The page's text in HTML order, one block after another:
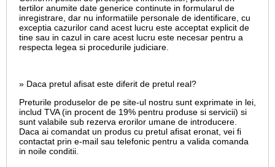
tertilor anumite date generice continute in formularul de
inregistrare, dar nu informatiile personale de identificare, cu
exceptia cazurilor cand acest lucru este acceptat explicit de
tine sau in cazul in care acest lucru este necesar pentru a
respecta legea si procedurile judiciare.
» Daca pretul afisat este diferit de pretul real?
Preturile produselor de pe site-ul nostru sunt exprimate in lei,
includ TVA (in procent de 19% pentru produse si servicii) si
sunt valabile sub rezerva erorilor umane de introducere.
Daca ai comandat un produs cu pretul afisat eronat, vei fi
contactat prin e-mail sau telefonic pentru a valida comanda
in noile conditii.